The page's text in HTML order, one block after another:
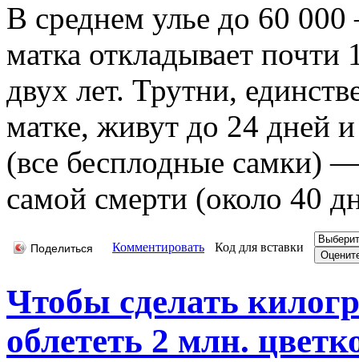
В среднем улье до 60
матка откладывает
двух лет. Трутни,
матке, живут до 24 дней
(все бесплодные самки)
самой смерти (около 40
Поделиться Комментировать Код для вставки
Чтобы сделать
облететь 2 млн.